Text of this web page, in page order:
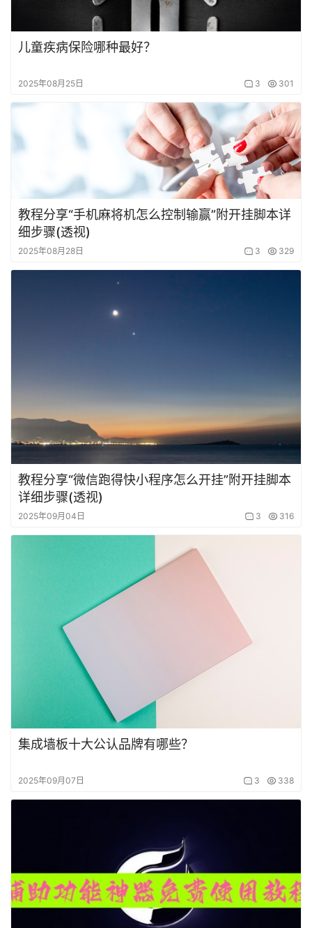
儿童疾病保险哪种最好？
2025年08月25日 3 301
教程分享“手机麻将机怎么控制输赢”附开挂脚本详
细步骤(透视)
2025年08月28日 3 329
教程分享“微信跑得快小程序怎么开挂”附开挂脚本
详细步骤(透视)
2025年09月04日 3 316
集成墙板十大公认品牌有哪些？
2025年09月07日 3 338